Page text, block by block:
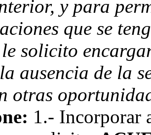
y para
que se
solicito
ausencia de la
otras
1.- Incorporar